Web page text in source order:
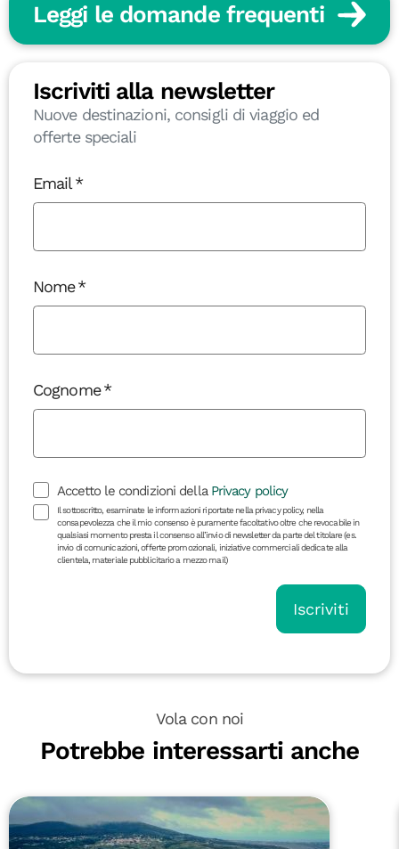
Leggi le domande frequenti
Iscriviti alla newsletter
Nuove destinazioni, consigli di viaggio ed
offerte speciali
Email
Nome
Cognome
Accetto le condizioni della Privacy policy
Il sottoscritto, esaminate le informazioni riportate nella privacy policy, nella
consapevolezza che il mio consenso è puramente facoltativo oltre che revocabile in
qualsiasi momento presta il consenso all’invio di newsletter da parte del titolare (es.
invio di comunicazioni, offerte promozionali, iniziative commerciali dedicate alla
clientela, materiale pubblicitario a mezzo mail)
Iscriviti
Vola con noi
Potrebbe interessarti anche